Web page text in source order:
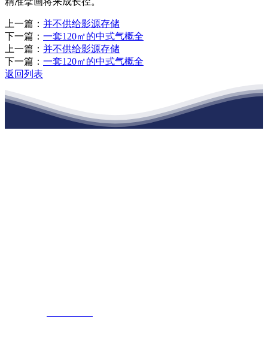
上一篇： 并不供给影源存储
下一篇： 一套120㎡的中式气概全
上一篇： 并不供给影源存储
下一篇： 一套120㎡的中式气概全
返回列表